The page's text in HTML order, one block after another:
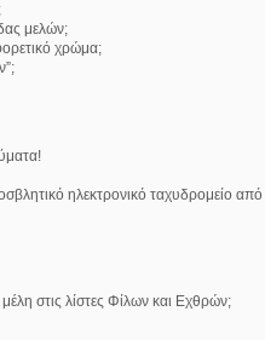
μελών;
χρώμα;
ηλεκτρονικό ταχυδρομείο
στις λίστες Φίλων και Εχθρών;